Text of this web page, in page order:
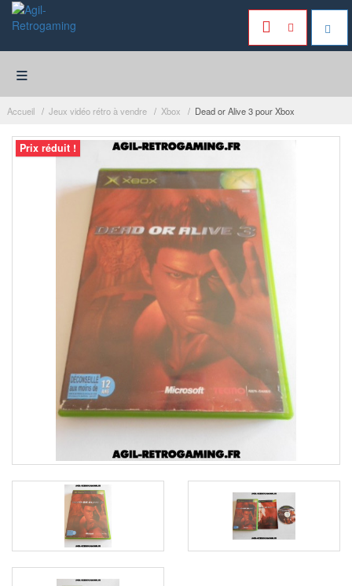
≡
Accueil Jeux vidéo rétro à vendre Xbox Dead or Alive 3 pour Xbox
Prix réduit !